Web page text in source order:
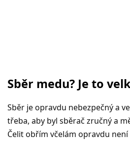
Sběr medu? Je to
Sběr je opravdu nebezpečný a
třeba, aby byl sběrač zručný a
Čelit obřím včelám opravdu není